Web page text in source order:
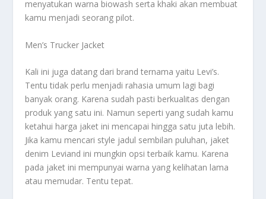
menyatukan warna biowash serta khaki ​​akan membuat
kamu menjadi seorang pilot.
Men’s Trucker Jacket
Kali ini juga datang dari brand ternama yaitu Levi’s.
Tentu tidak perlu menjadi rahasia umum lagi bagi
banyak orang. Karena sudah pasti berkualitas dengan
produk yang satu ini. Namun seperti yang sudah kamu
ketahui harga jaket ini mencapai hingga satu juta lebih.
Jika kamu mencari style jadul sembilan puluhan, jaket
denim Leviand ini mungkin opsi terbaik kamu. Karena
pada jaket ini mempunyai warna yang kelihatan lama
atau memudar. Tentu tepat.